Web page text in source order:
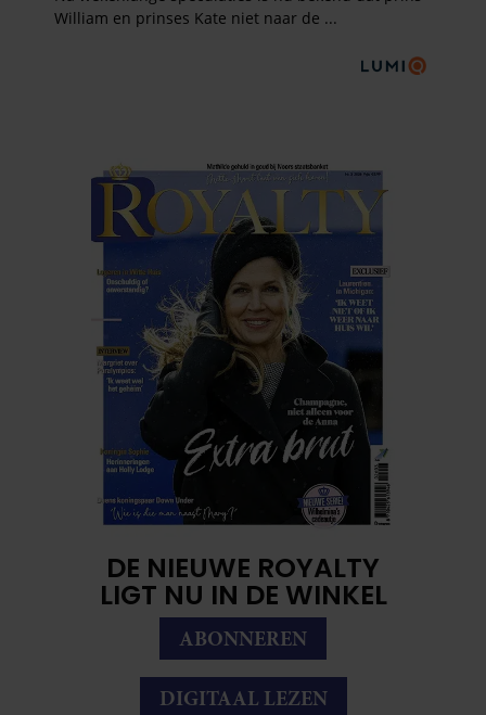
DE NIEUWE ROYALTY
LIGT NU IN DE WINKEL
ABONNEREN
DIGITAAL LEZEN